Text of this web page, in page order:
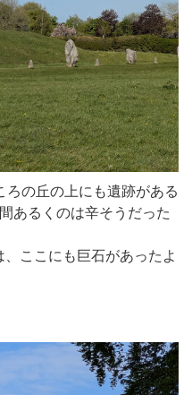
の丘の上にも遺跡がある
あるくのは辛そうだった
ここにも巨石があったよ